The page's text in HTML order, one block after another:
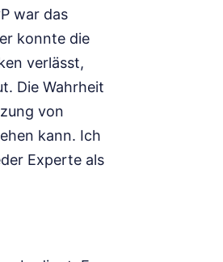
war das
konnte die
verlässt,
Die Wahrheit
von
kann. Ich
Experte als